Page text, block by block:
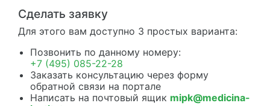
Сделать заявку
Для этого вам доступно 3 простых варианта:
Позвонить по данному номеру:
+7 (495) 085-22-28
Заказать консультацию через форму
обратной связи на портале
Написать на почтовый ящик mipk@medicina-